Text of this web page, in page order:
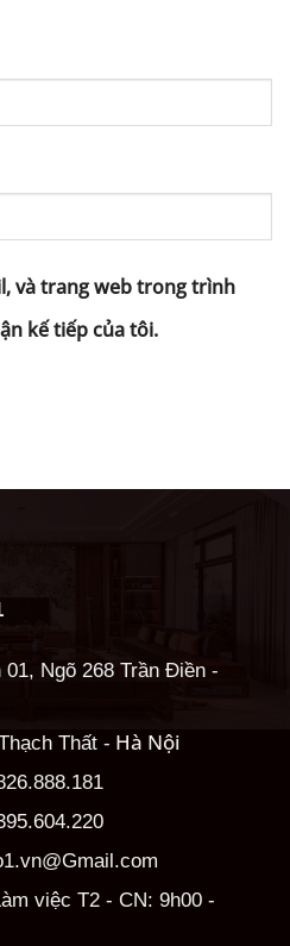
và trang web trong trình
kế tiếp của tôi.
01, Ngõ 268 Trần Điền -
Thất - Hà Nội
việc T2 - CN: 9h00 -